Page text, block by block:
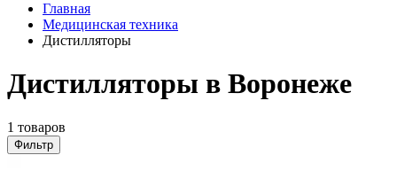
Главная
Медицинская техника
Дистилляторы
Дистилляторы в Воронеже
1 товаров
Фильтр